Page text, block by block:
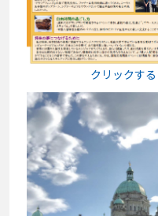
クリックす